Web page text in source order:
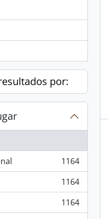
por:
1164
1164
1164